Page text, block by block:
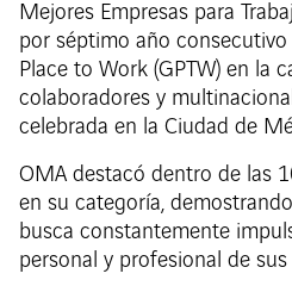
Mejores Empresas para
por séptimo año
Place to Work (GPTW) en la
colaboradores y
celebrada en la Ciudad de
OMA destacó dentro de las
en su categoría,
busca constantemente
personal y profesional de